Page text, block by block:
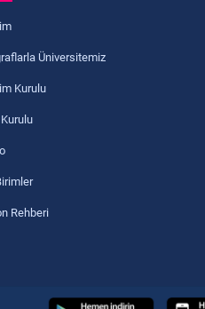
Üniversitemiz
Kurulu
Rehberi